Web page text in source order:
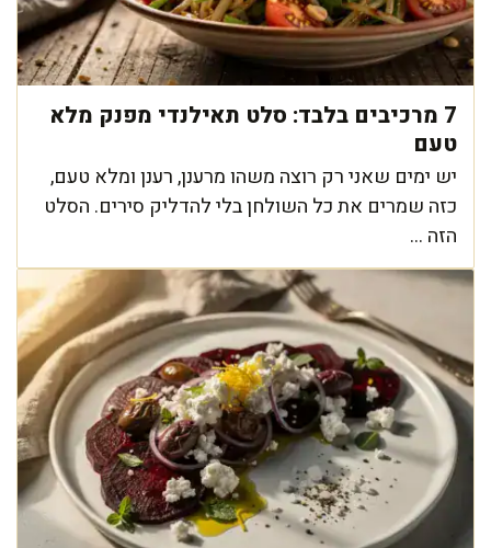
7 מרכיבים בלבד: סלט תאילנדי מפנק מלא
טעם
יש ימים שאני רק רוצה משהו מרענן, רענן ומלא טעם,
כזה שמרים את כל השולחן בלי להדליק סירים. הסלט
הזה ...